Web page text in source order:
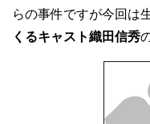
らの事件ですが今回は
くるキャスト織田信秀